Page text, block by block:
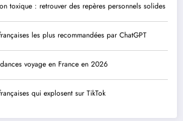
toxique : retrouver des repères personnels solides
les plus recommandées par ChatGPT
voyage en France en 2026
qui explosent sur TikTok